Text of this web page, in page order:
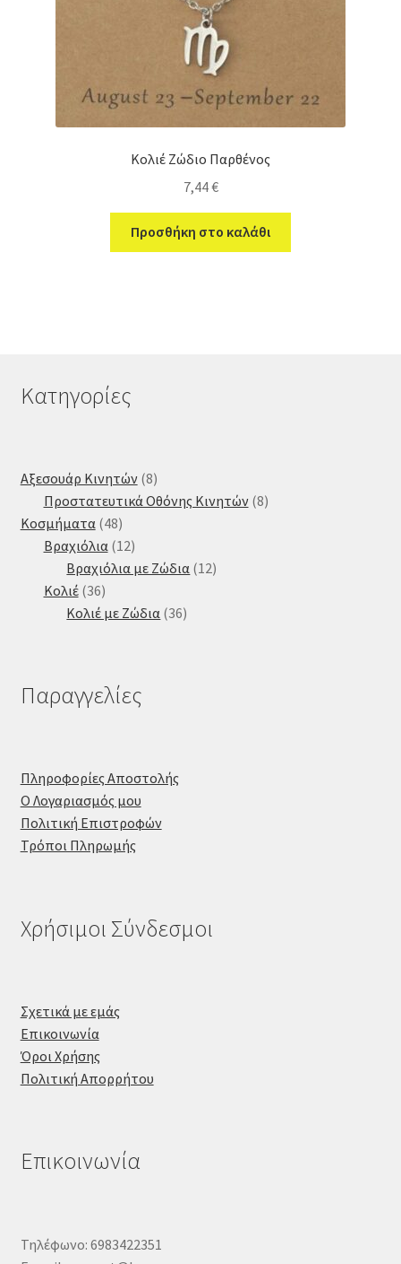
Κολιέ Ζώδιο Παρθένος
7,44€
Προσθήκη στο καλάθι
Κατηγορίες
Αξεσουάρ Κινητών 88
προϊόντα
Προστατευτικά Οθόνης Κινητών 88
Κοσμήματα 4848
προϊόντα
Βραχιόλια 1212
προϊόντα
Βραχιόλια με Ζώδια 1212
Κολιέ 3636
προϊόντα
Κολιέ με Ζώδια 3636
Παραγγελίες
Πληροφορίες Αποστολής
Ο Λογαριασμός μου
Πολιτική Επιστροφών
Τρόποι Πληρωμής
Χρήσιμοι Σύνδεσμοι
Σχετικά με εμάς
Επικοινωνία
Όροι Χρήσης
Πολιτική Απορρήτου
Επικοινωνία
Τηλέφωνο: 6983422351